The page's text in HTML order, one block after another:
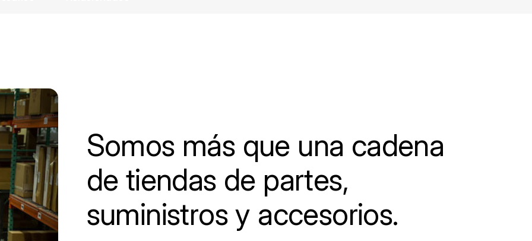
Somos más que una cadena
de tiendas de partes,
suministros y accesorios.